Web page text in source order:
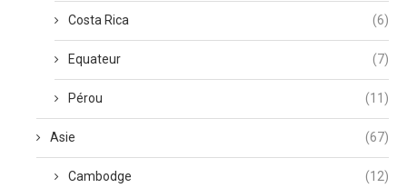
Costa Rica (6)
Equateur (7)
Pérou (11)
Asie (67)
Cambodge (12)